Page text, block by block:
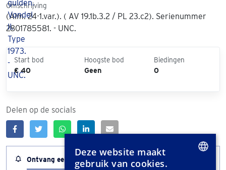
Omschrijving
(Alm. 24-1.var.). ( AV 19.1b.3.2 / PL 23.c2). Serienummer
2801785581. - UNC.
Start bod
€ 40
Hoogste bod
Geen
Biedingen
0
Delen op de socials
Ontvang een melding wanneer dit kavel bijna afloopt
Deze website maakt
gebruik van cookies.